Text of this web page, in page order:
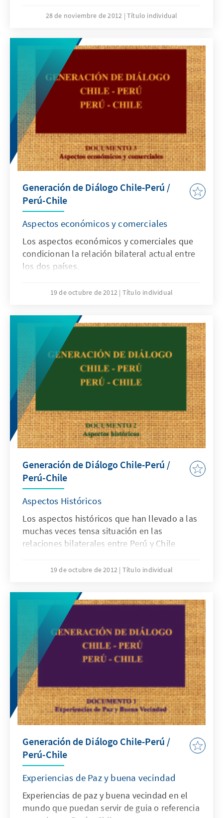
Peru 21 y La República en el Perú.
28 de noviembre de 2012 Título individual
Generación de Diálogo Chile-Perú /
Perú-Chile
Aspectos económicos y comerciales
Los aspectos económicos y comerciales que
condicionan la relación bilateral actual entre
los dos países.
19 de octubre de 2012 Título individual
Generación de Diálogo Chile-Perú /
Perú-Chile
Aspectos Históricos
Los aspectos históricos que han llevado a las
muchas veces tensa situación en las
relaciones bilaterales entre Perú y Chile
19 de octubre de 2012 Título individual
Generación de Diálogo Chile-Perú /
Perú-Chile
Experiencias de Paz y buena vecindad
Experiencias de paz y buena vecindad en el
mundo que puedan servir de guia o referencia